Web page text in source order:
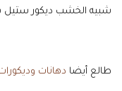
شبيه الخشب ديكور ستيل
طالع أيضا دهانات